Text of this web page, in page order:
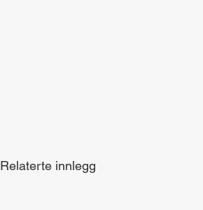
Relaterte innlegg